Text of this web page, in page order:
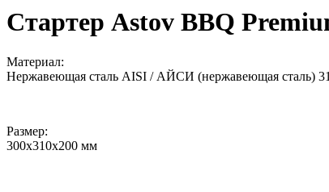
Стартер Astov BBQ
Материал:
Нержавеющая сталь AISI / АЙСИ (нержавеющая сталь)
Размер:
300х310х200 мм